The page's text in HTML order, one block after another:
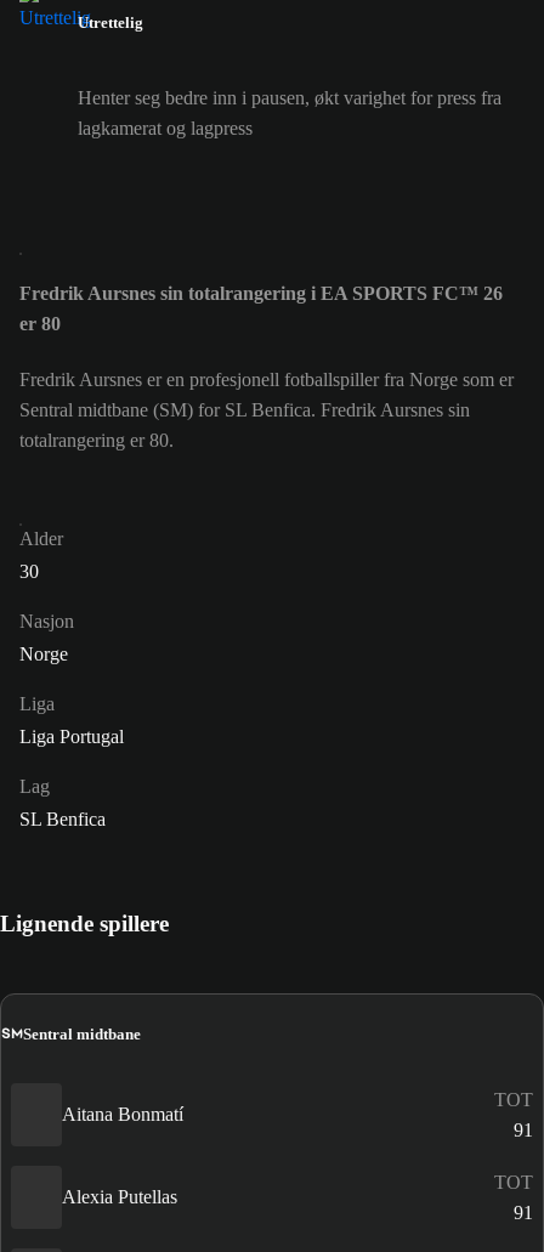
Utrettelig
Henter seg bedre inn i pausen, økt varighet for press fra
lagkamerat og lagpress
Fredrik Aursnes sin totalrangering i EA SPORTS FC™ 26
er 80
Fredrik Aursnes er en profesjonell fotballspiller fra Norge som er
Sentral midtbane (SM) for SL Benfica. Fredrik Aursnes sin
totalrangering er 80.
Alder
30
Nasjon
Norge
Liga
Liga Portugal
Lag
SL Benfica
Lignende spillere
SMSentral midtbane
Aitana Bonmatí
TOT
91
Alexia Putellas
TOT
91